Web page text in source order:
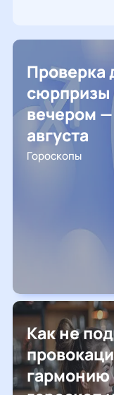
Проверка
вечером —
августа
Гороскопы
Как не